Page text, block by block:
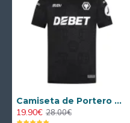
Camiseta de Portero Wolverhampton Wanderers 2025/2026 Negro
19.90€ 28.00€